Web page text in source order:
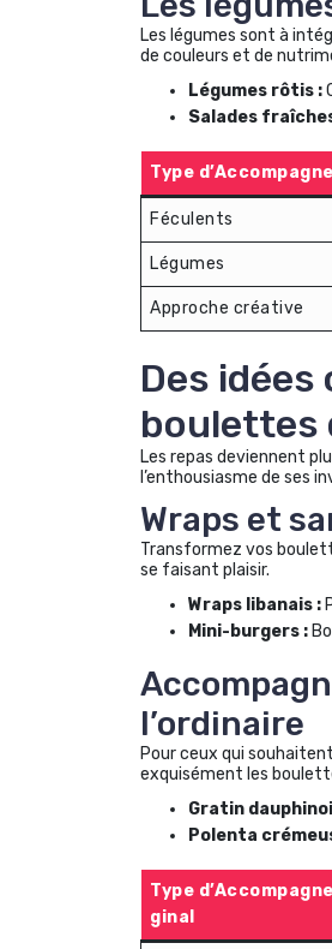
Les légumes sont à
de couleurs et de
Légumes rôtis :
Salades
Type
Féculents
Légumes
Approche créative
Des
boulettes
Les repas deviennent
l’enthousiasme de ses
Wraps et
Transformez vos
se faisant plaisir.
Wraps libanais :
Mini-burgers :
l’ordinaire
Pour ceux qui
exquisément les
Gratin
Polenta
Type
ginal